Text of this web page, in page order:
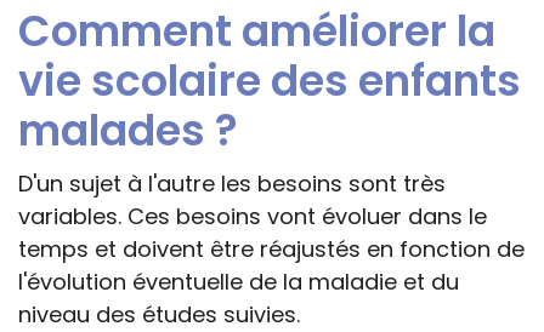
Comment améliorer la
vie scolaire des enfants
malades ?
D'un sujet à l'autre les besoins sont très
variables. Ces besoins vont évoluer dans le
temps et doivent être réajustés en fonction de
l'évolution éventuelle de la maladie et du
niveau des études suivies.